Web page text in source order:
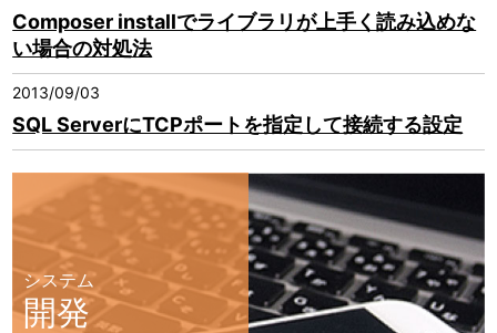
Composer installでライブラリが上手く読み込めな
い場合の対処法
2013/09/03
SQL ServerにTCPポートを指定して接続する設定
システム
開発